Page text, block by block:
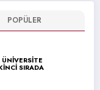
POPÜLER
SIRADA